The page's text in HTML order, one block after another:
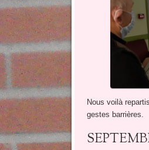
Nous voilà
gestes barrières.